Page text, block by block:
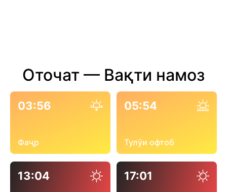
Оточат — Вақти намоз
03:56
Фаҷр
05:54
Тулӯи офтоб
13:04 17:01